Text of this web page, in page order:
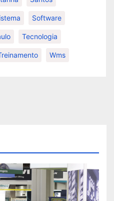
Software
Tecnologia
Wms